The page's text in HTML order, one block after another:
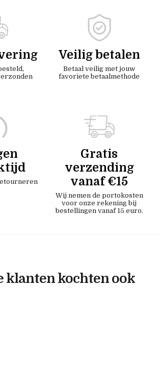
Veilig betalen
Betaal veilig met jouw
favoriete betaalmethode
Gratis
verzending
vanaf €15
Wij nemen de portokosten
voor onze rekening bij
bestellingen vanaf 15 euro.
klanten kochten ook